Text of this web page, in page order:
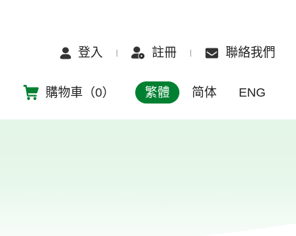
登入 註冊 聯絡我們
購物車（0） 繁體 简体 ENG